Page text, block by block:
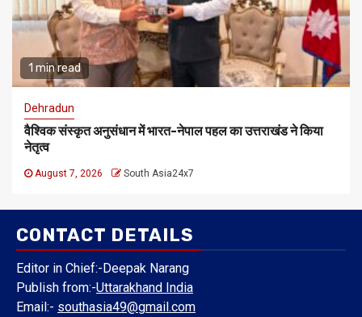
1 min read
Dehradun
वैश्विक संस्कृत अनुसंधान में भारत-नेपाल पहल का उत्तराखंड ने किया
नेतृत्व
August 7, 2026 South Asia24x7
CONTACT DETAILS
Editor in Chief:-Deepak Narang
Publish from:-Uttarakhand India
Email:- southasia49@gmail.com